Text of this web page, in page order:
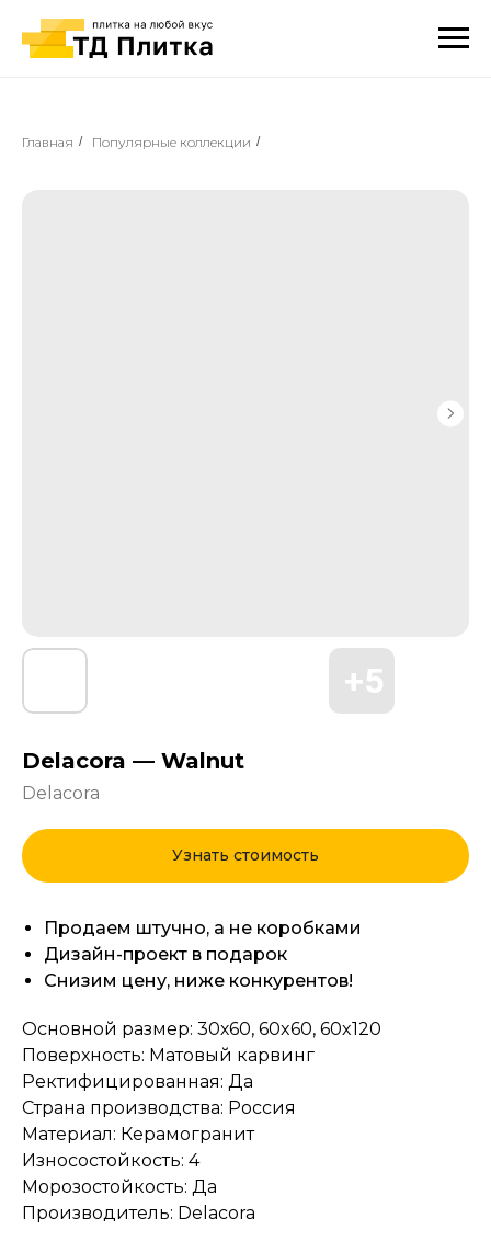
Главная / Популярные коллекции /
Delacora — Walnut
Delacora
Узнать стоимость
Продаем штучно, а не коробками
Дизайн-проект в подарок
Снизим цену, ниже конкурентов!
Основной размер: 30х60, 60x60, 60x120
Поверхность: Матовый карвинг
Ректифицированная: Да
Страна производства: Россия
Материал: Керамогранит
Износостойкость: 4
Морозостойкость: Да
Производитель: Delacora